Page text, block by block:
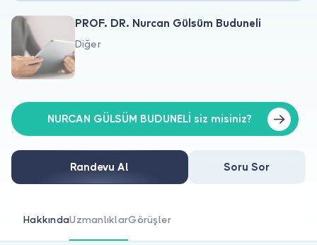
Hakkımızda
Doktorlar için
Doktor musunuz?
PROF. DR. Nurcan Gülsüm Buduneli
Diğer
NURCAN GÜLSÜM BUDUNELİ siz misiniz?
Randevu Al Soru Sor
HakkındaUzmanlıklarGörüşler